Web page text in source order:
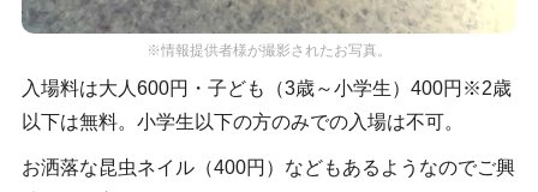
※情報提供者様が撮影されたお写真。
入場料は大人600円・子ども（3歳～小学生）400円※2歳
以下は無料。小学生以下の方のみでの入場は不可。
お洒落な昆虫ネイル（400円）などもあるようなのでご興